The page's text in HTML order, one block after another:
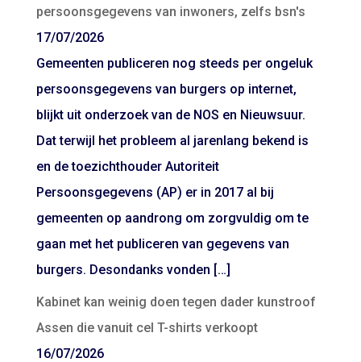
persoonsgegevens van inwoners, zelfs bsn's
17/07/2026
Gemeenten publiceren nog steeds per ongeluk
persoonsgegevens van burgers op internet,
blijkt uit onderzoek van de NOS en Nieuwsuur.
Dat terwijl het probleem al jarenlang bekend is
en de toezichthouder Autoriteit
Persoonsgegevens (AP) er in 2017 al bij
gemeenten op aandrong om zorgvuldig om te
gaan met het publiceren van gegevens van
burgers. Desondanks vonden […]
Kabinet kan weinig doen tegen dader kunstroof
Assen die vanuit cel T-shirts verkoopt
16/07/2026